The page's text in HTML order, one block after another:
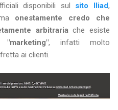
disponibili sul sito Iliad,
onestamente credo che
arbitrariache esiste
, infatti molto
ai clienti.